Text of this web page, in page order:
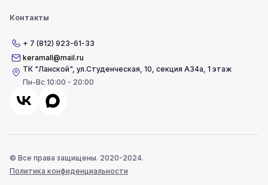
Контакты
+ 7 (812) 923-61-33
keramall@mail.ru
ТК "Ланской",ул.Студенческая, 10, секция А34а, 1 этаж
Пн-Вс 10:00 - 20:00
© Все права защищены. 2020-2024.
Политика конфиденциальности